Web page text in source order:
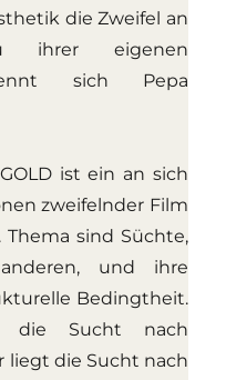
die Zweifel an
ihrer eigenen
sich Pepa
ist ein an sich
zweifelnder Film
sind Süchte,
und ihre
Bedingtheit.
die Sucht nach
liegt die Sucht nach